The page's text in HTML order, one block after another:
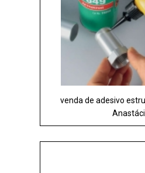
venda de adesivo